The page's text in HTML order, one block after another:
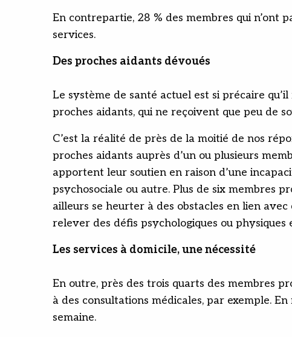
En contrepartie, 28 % des membres qui n’ont
services.
Des proches aidants dévoués
Le système de santé actuel est si précaire
proches aidants, qui ne reçoivent que peu de
C’est la réalité de près de la moitié de nos
proches aidants auprès d’un ou plusieurs
apportent leur soutien en raison d’une
psychosociale ou autre. Plus de six membres
ailleurs se heurter à des obstacles en lien
relever des défis psychologiques ou
Les services à domicile, une nécessité
En outre, près des trois quarts des membres
à des consultations médicales, par exemple.
semaine.